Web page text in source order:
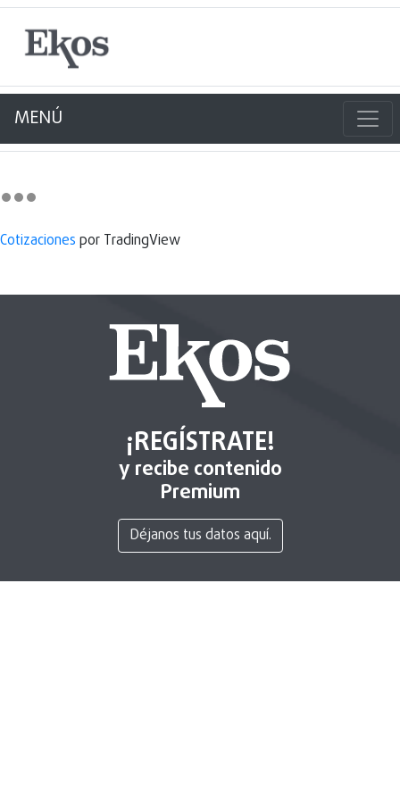
MENÚ
Cotizaciones por TradingView
¡REGÍSTRATE!
y recibe contenido
Premium
Déjanos tus datos aquí.